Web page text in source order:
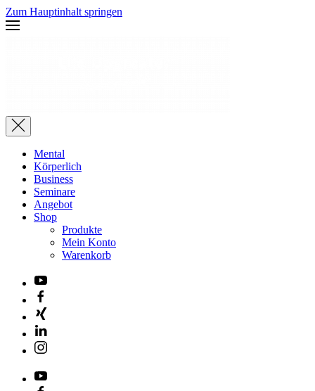
Zum Hauptinhalt springen
Mental
Körperlich
Business
Seminare
Angebot
Shop
Produkte
Mein Konto
Warenkorb